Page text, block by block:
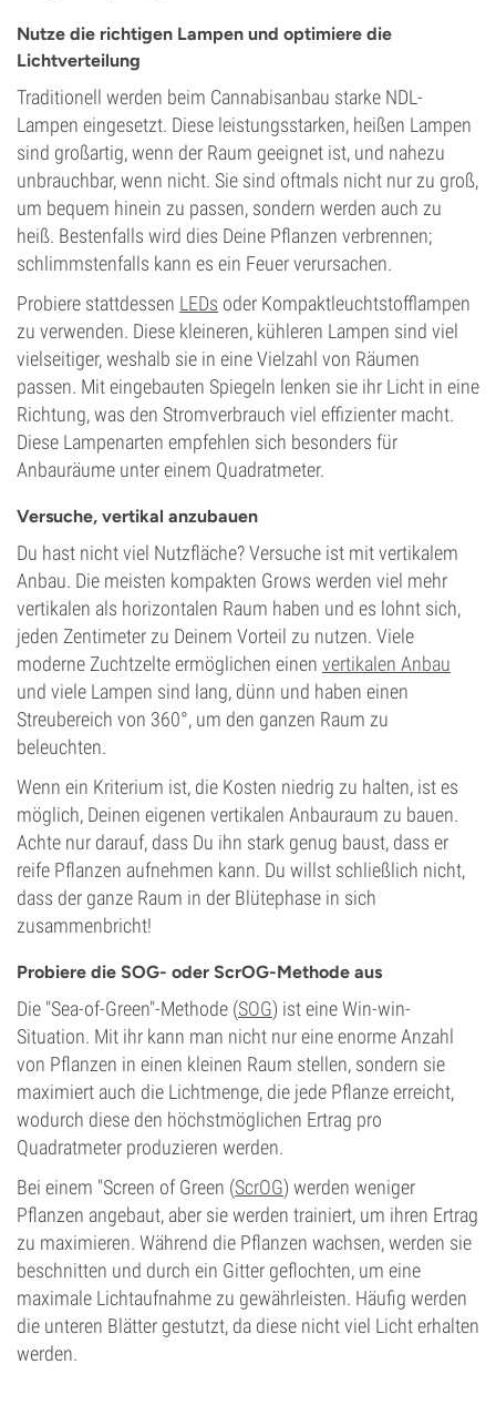
Nutze die richtigen Lampen und optimiere die
Lichtverteilung
Traditionell werden beim Cannabisanbau starke NDL-
Lampen eingesetzt. Diese leistungsstarken, heißen Lampen
sind großartig, wenn der Raum geeignet ist, und nahezu
unbrauchbar, wenn nicht. Sie sind oftmals nicht nur zu groß,
um bequem hinein zu passen, sondern werden auch zu
heiß. Bestenfalls wird dies Deine Pflanzen verbrennen;
schlimmstenfalls kann es ein Feuer verursachen.
Probiere stattdessen LEDs oder Kompaktleuchtstofflampen
zu verwenden. Diese kleineren, kühleren Lampen sind viel
vielseitiger, weshalb sie in eine Vielzahl von Räumen
passen. Mit eingebauten Spiegeln lenken sie ihr Licht in eine
Richtung, was den Stromverbrauch viel effizienter macht.
Diese Lampenarten empfehlen sich besonders für
Anbauräume unter einem Quadratmeter.
Versuche, vertikal anzubauen
Du hast nicht viel Nutzfläche? Versuche ist mit vertikalem
Anbau. Die meisten kompakten Grows werden viel mehr
vertikalen als horizontalen Raum haben und es lohnt sich,
jeden Zentimeter zu Deinem Vorteil zu nutzen. Viele
moderne Zuchtzelte ermöglichen einen vertikalen Anbau
und viele Lampen sind lang, dünn und haben einen
Streubereich von 360°, um den ganzen Raum zu
beleuchten.
Wenn ein Kriterium ist, die Kosten niedrig zu halten, ist es
möglich, Deinen eigenen vertikalen Anbauraum zu bauen.
Achte nur darauf, dass Du ihn stark genug baust, dass er
reife Pflanzen aufnehmen kann. Du willst schließlich nicht,
dass der ganze Raum in der Blütephase in sich
zusammenbricht!
Probiere die SOG- oder ScrOG-Methode aus
Die "Sea-of-Green"-Methode (SOG) ist eine Win-win-
Situation. Mit ihr kann man nicht nur eine enorme Anzahl
von Pflanzen in einen kleinen Raum stellen, sondern sie
maximiert auch die Lichtmenge, die jede Pflanze erreicht,
wodurch diese den höchstmöglichen Ertrag pro
Quadratmeter produzieren werden.
Bei einem "Screen of Green (ScrOG) werden weniger
Pflanzen angebaut, aber sie werden trainiert, um ihren Ertrag
zu maximieren. Während die Pflanzen wachsen, werden sie
beschnitten und durch ein Gitter geflochten, um eine
maximale Lichtaufnahme zu gewährleisten. Häufig werden
die unteren Blätter gestutzt, da diese nicht viel Licht erhalten
werden.